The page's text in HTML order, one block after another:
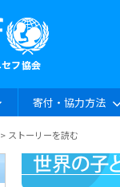
寄付・協力方法
> ストーリーを読む